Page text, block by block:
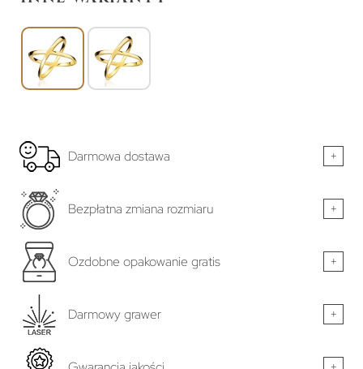
Darmowa dostawa +
Bezpłatna zmiana rozmiaru +
Ozdobne opakowanie gratis +
Darmowy grawer +